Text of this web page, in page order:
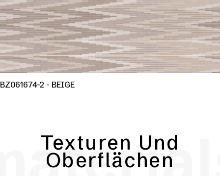
BZ061674-2 - BEIGE
Texturen Und
Oberflächen